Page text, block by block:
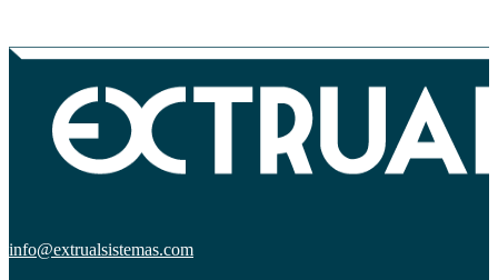
info@extrualsistemas.com